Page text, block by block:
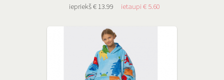
iepriekš € 13.99 ietaupi € 5.60